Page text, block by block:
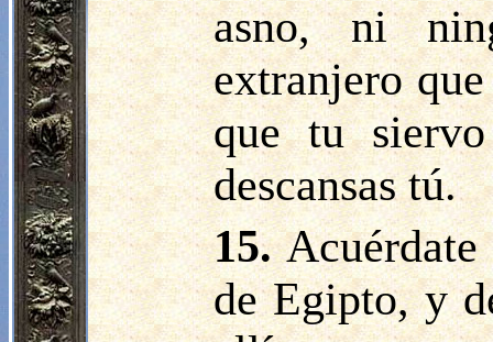
asno, ni
extranjero
que tu
descansas tú.
15.
de Egipto, y